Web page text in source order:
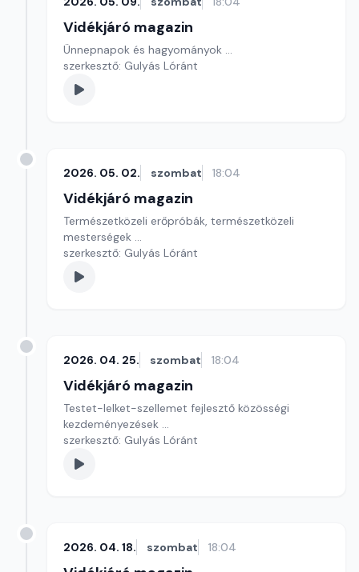
Vidékjáró magazin
Ünnepnapok és hagyományok ...
szerkesztő: Gulyás Lóránt
2026. 05. 02. szombat 18:04
Vidékjáró magazin
Természetközeli erőpróbák, természetközeli
mesterségek ...
szerkesztő: Gulyás Lóránt
2026. 04. 25. szombat 18:04
Vidékjáró magazin
Testet-lelket-szellemet fejlesztő közösségi
kezdeményezések ...
szerkesztő: Gulyás Lóránt
2026. 04. 18. szombat 18:04